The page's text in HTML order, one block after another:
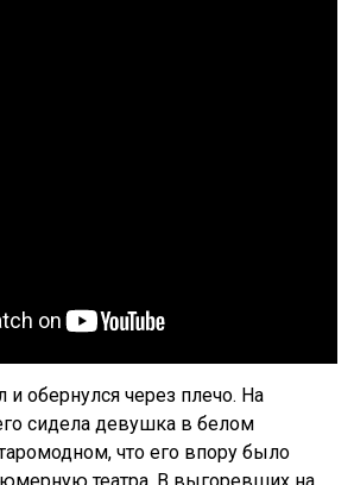
и обернулся через плечо. На
сидела девушка в белом
что его впору было